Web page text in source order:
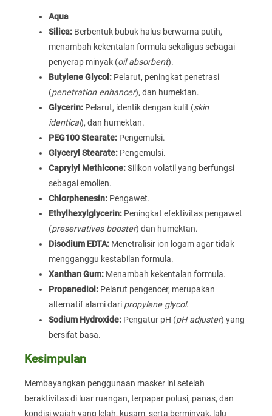
Aqua
Silica: Berbentuk bubuk halus berwarna putih,
menambah kekentalan formula sekaligus sebagai
penyerap minyak (oil absorbent).
Butylene Glycol: Pelarut, peningkat penetrasi
(penetration enhancer), dan humektan.
Glycerin: Pelarut, identik dengan kulit (skin
identical), dan humektan.
PEG100 Stearate: Pengemulsi.
Glyceryl Stearate: Pengemulsi.
Caprylyl Methicone:Silikon volatil yang berfungsi
sebagai emolien.
Chlorphenesin: Pengawet.
Ethylhexylglycerin: Peningkat efektivitas pengawet
(preservatives booster) dan humektan.
Disodium EDTA: Menetralisir ion logam agar tidak
mengganggu kestabilan formula.
Xanthan Gum: Menambah kekentalan formula.
Propanediol: Pelarut pengencer, merupakan
alternatif alami dari propylene glycol.
Sodium Hydroxide: Pengatur pH (pH adjuster) yang
bersifat basa.
Kesimpulan
Membayangkan penggunaan masker ini setelah
beraktivitas di luar ruangan, terpapar polusi, panas, dan
kondisi wajah yang lelah, kusam, serta berminyak, lalu